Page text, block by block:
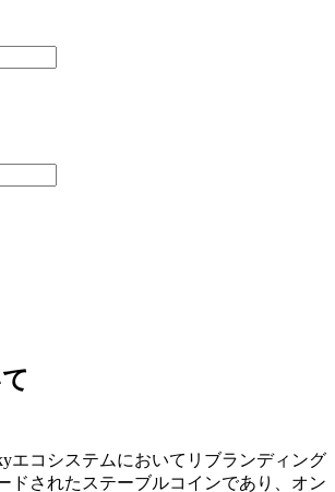
エコシステムにおいてリブランディング
ドされたステーブルコインであり、オン